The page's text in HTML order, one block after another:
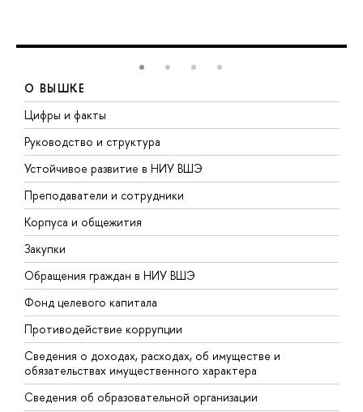
О ВЫШКЕ
Цифры и факты
Руководство и структура
Устойчивое развитие в НИУ ВШЭ
Преподаватели и сотрудники
Корпуса и общежития
Закупки
Обращения граждан в НИУ ВШЭ
Фонд целевого капитала
Противодействие коррупции
Сведения о доходах, расходах, об имуществе и
обязательствах имущественного характера
Сведения об образовательной организации